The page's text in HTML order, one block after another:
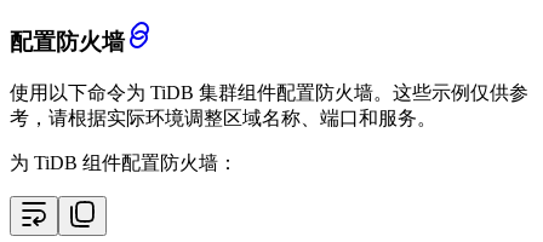
配置防火墙
使用以下命令为 TiDB 集群组件配置防火墙。这些示例仅供参
考，请根据实际环境调整区域名称、端口和服务。
为 TiDB 组件配置防火墙：